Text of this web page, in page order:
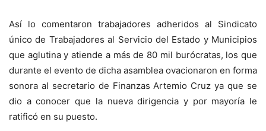
Así lo comentaron trabajadores adheridos al Sindicato
único de Trabajadores al Servicio del Estado y Municipios
que aglutina y atiende a más de 80 mil burócratas, los que
durante el evento de dicha asamblea ovacionaron en forma
sonora al secretario de Finanzas Artemio Cruz ya que se
dio a conocer que la nueva dirigencia y por mayoría le
ratificó en su puesto.